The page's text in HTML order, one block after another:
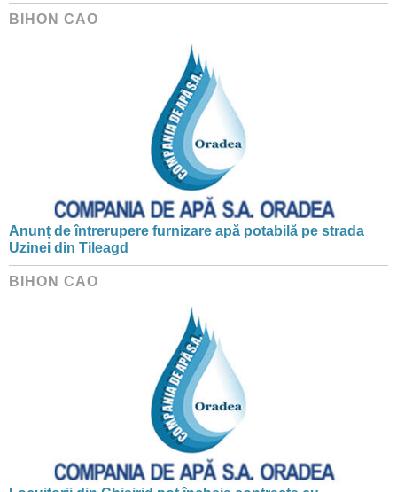
BIHON CAO
Anunț de întrerupere furnizare apă potabilă pe strada
Uzinei din Tileagd
BIHON CAO